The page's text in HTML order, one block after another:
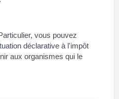
vous pouvez
déclarative à l'impôt
aux organismes qui le